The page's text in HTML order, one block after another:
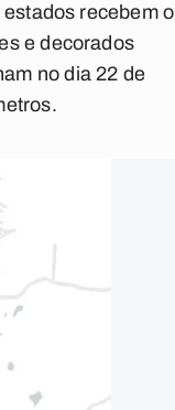
recebem o
e decorados
no dia 22 de